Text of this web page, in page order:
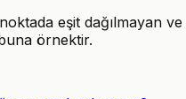
eşit dağılmayan
örnektir.